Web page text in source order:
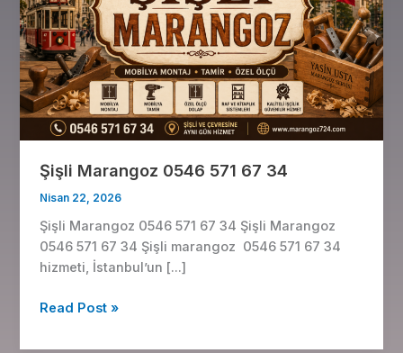
Şişli Marangoz 0546 571 67 34
Nisan 22, 2026
Şişli Marangoz 0546 571 67 34 Şişli Marangoz
0546 571 67 34 Şişli marangoz 0546 571 67 34
hizmeti, İstanbul’un […]
34
Read Post »